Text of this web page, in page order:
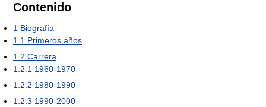
Contenido
1 Biografía
1.1 Primeros años
1.2 Carrera
1.2.1 1960-1970
1.2.2 1980-1990
1.2.3 1990-2000